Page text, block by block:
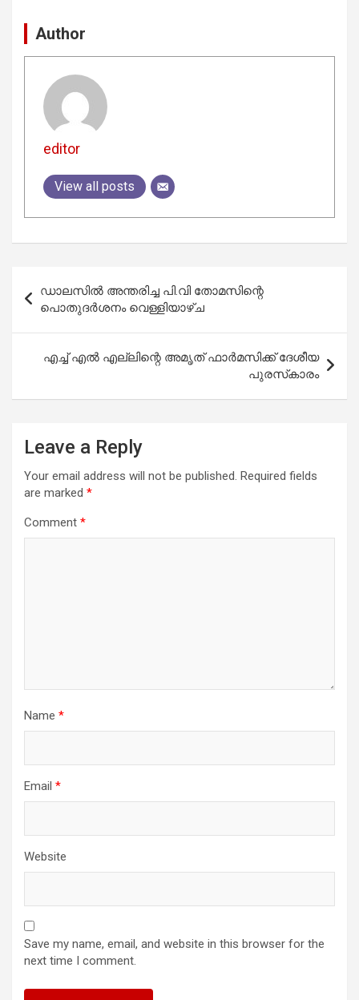
Author
editor
View all posts
navigation
ഡാലസിൽ അന്തരിച്ച പി.വി തോമസിന്റെ
പൊതുദർശനം വെള്ളിയാഴ്ച
എച്ച് എൽ എല്ലിന്റെ അമൃത് ഫാർമസിക്ക് ദേശീയ
പുരസ്‌കാരം
Leave a Reply
Your email address will not be published. Required fields
are marked *
Comment *
Name *
Email *
Website
Save my name, email, and website in this browser for the
next time I comment.